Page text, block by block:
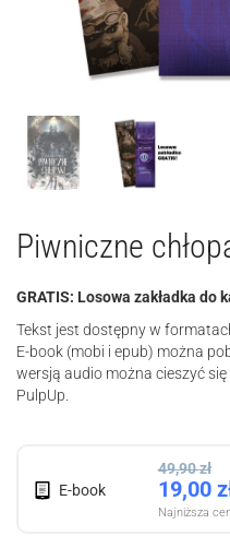
Piwniczne
GRATIS: Losowa zakładka do
Tekst jest dostępny w
E-book (mobi i epub) można
wersją audio można cieszyć
PulpUp.
E-book
49,90zł
19,00
Najniższa